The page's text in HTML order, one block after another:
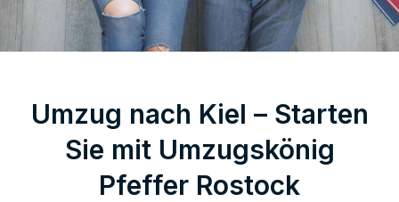
Umzug nach Kiel – Starten
Sie mit Umzugskönig
Pfeffer Rostock